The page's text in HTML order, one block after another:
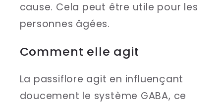
cause. Cela peut être utile pour les
personnes âgées.
Comment elle agit
La passiflore agit en influençant
doucement le système GABA, ce